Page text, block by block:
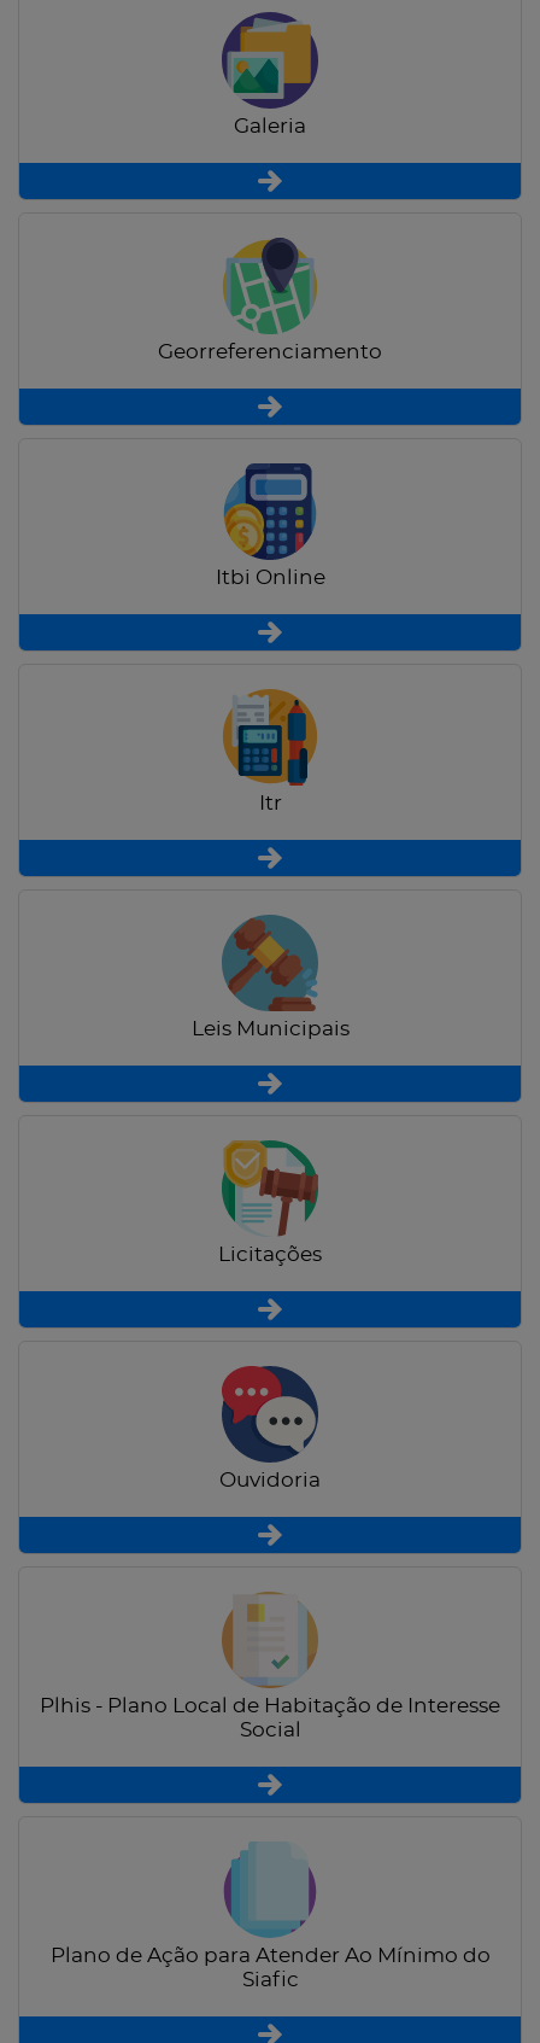
Galeria
Georreferenciamento
Itbi Online
Itr
Leis Municipais
Licitações
Ouvidoria
Plhis - Plano Local de Habitação de Interesse
Social
Plano de Ação para Atender Ao Mínimo do
Siafic